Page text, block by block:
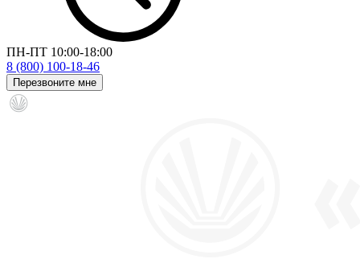
ПН-ПТ 10:00-18:00
8 (800) 100-18-46
Перезвоните мне